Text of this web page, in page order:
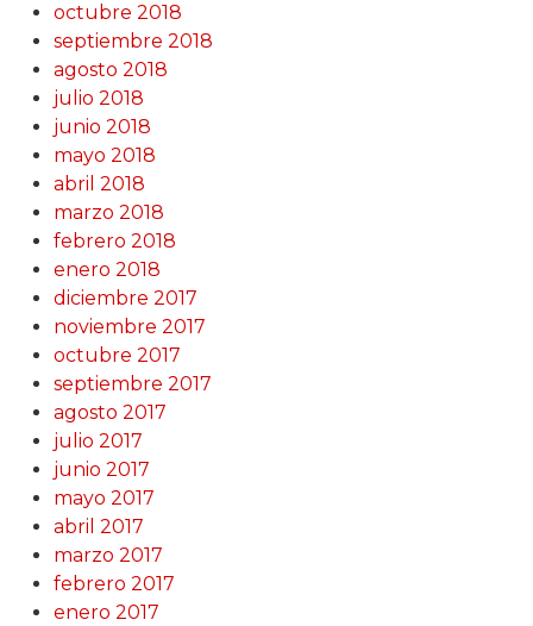
octubre 2018
septiembre 2018
agosto 2018
julio 2018
junio 2018
mayo 2018
abril 2018
marzo 2018
febrero 2018
enero 2018
diciembre 2017
noviembre 2017
octubre 2017
septiembre 2017
agosto 2017
julio 2017
junio 2017
mayo 2017
abril 2017
marzo 2017
febrero 2017
enero 2017